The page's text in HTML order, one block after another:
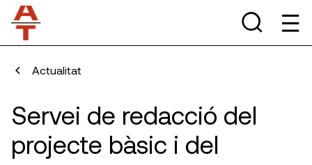
Actualitat
Servei de redacció del
projecte bàsic i del